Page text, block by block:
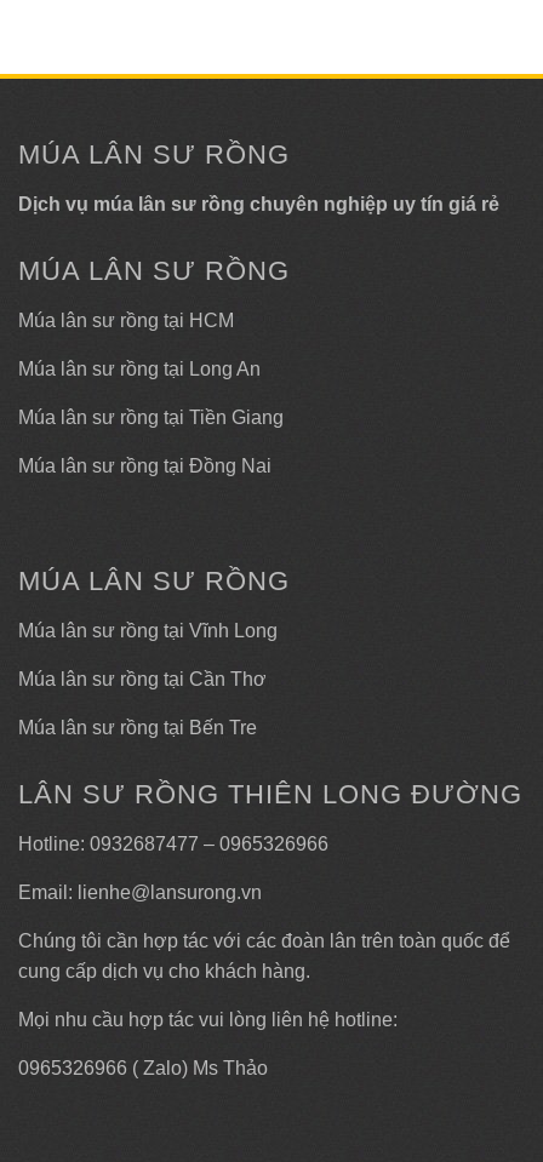
MÚA LÂN SƯ RỒNG
Dịch vụ múa lân sư rồng chuyên nghiệp uy tín giá rẻ
MÚA LÂN SƯ RỒNG
Múa lân sư rồng tại HCM
Múa lân sư rồng tại Long An
Múa lân sư rồng tại Tiền Giang
Múa lân sư rồng tại Đồng Nai
MÚA LÂN SƯ RỒNG
Múa lân sư rồng tại Vĩnh Long
Múa lân sư rồng tại Cần Thơ
Múa lân sư rồng tại Bến Tre
LÂN SƯ RỒNG THIÊN LONG ĐƯỜNG
Hotline: 0932687477 – 0965326966
Email: lienhe@lansurong.vn
Chúng tôi cần hợp tác với các đoàn lân trên toàn quốc để
cung cấp dịch vụ cho khách hàng.
Mọi nhu cầu hợp tác vui lòng liên hệ hotline:
0965326966 ( Zalo) Ms Thảo